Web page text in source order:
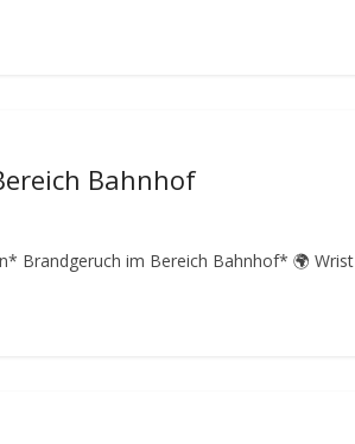
Bahnhof
Brandgeruch im Bereich Bahnhof* 🌍 Wrist